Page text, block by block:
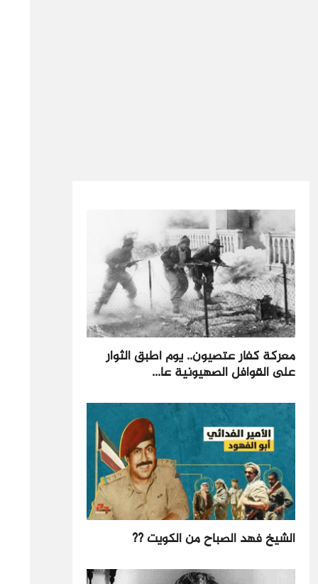
معركة كفار عتصيون.. يوم أطبق الثوار
على القوافل الصهيونية عا...
الشيخ فهد الصباح من الكويت ??